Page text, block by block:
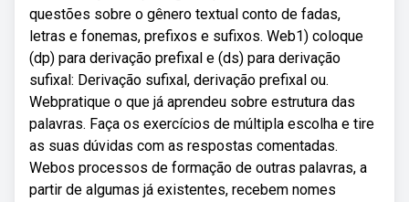
questões sobre o gênero textual conto de fadas,
letras e fonemas, prefixos e sufixos. Web1) coloque
(dp) para derivação prefixal e (ds) para derivação
sufixal: Derivação sufixal, derivação prefixal ou.
Webpratique o que já aprendeu sobre estrutura das
palavras. Faça os exercícios de múltipla escolha e tire
as suas dúvidas com as respostas comentadas.
Webos processos de formação de outras palavras, a
partir de algumas já existentes, recebem nomes